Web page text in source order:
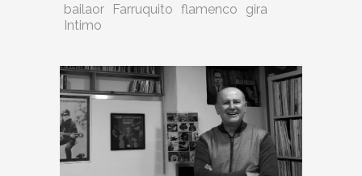
bailaor Farruquito flamenco
gira
Intimo